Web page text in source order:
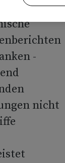
-
nicht